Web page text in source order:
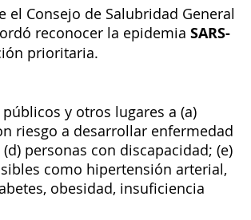
Consejo de Salubridad General
reconocer la epidemia SARS-
prioritaria.
y otros lugares a (a)
riesgo a desarrollar enfermedad
personas con discapacidad; (e)
como hipertensión arterial,
obesidad, insuficiencia